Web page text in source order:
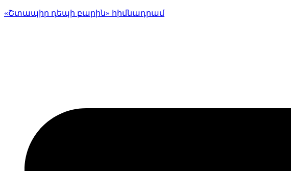
«Շտապիր դեպի բարին» հիմնադրամ